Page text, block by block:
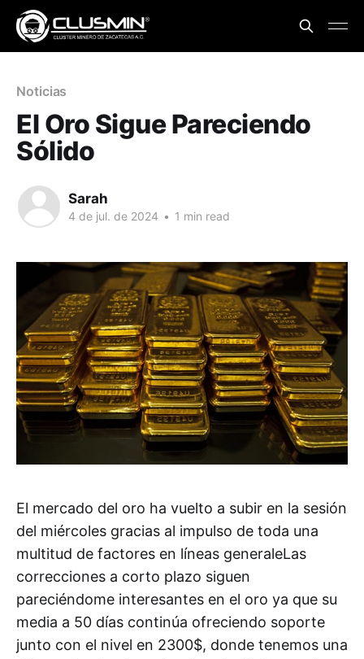
Noticias
El Oro Sigue Pareciendo
Sólido
Sarah
4 de jul. de 2024 • 1 min read
El mercado del oro ha vuelto a subir en la sesión
del miércoles gracias al impulso de toda una
multitud de factores en líneas generaleLas
correcciones a corto plazo siguen
pareciéndome interesantes en el oro ya que su
media a 50 días continúa ofreciendo soporte
junto con el nivel en 2300$, donde tenemos una